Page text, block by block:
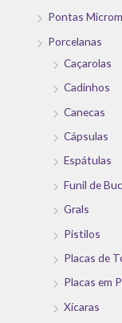
Pontas
Porcelanas
Caçarolas
Cadinhos
Canecas
Cápsulas
Espátulas
Funil de
Grals
Pistilos
Placas de
Placas em
Xícaras